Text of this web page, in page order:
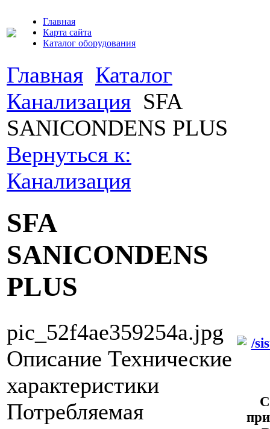
Главная
Карта сайта
Каталог оборудования
Главная Каталог
Канализация SFA
SANICONDENS PLUS
Вернуться к:
Канализация
SFA
SANICONDENS
PLUS
pic_52f4ae359254a.jpg
Описание Технические
характеристики
Потребляемая